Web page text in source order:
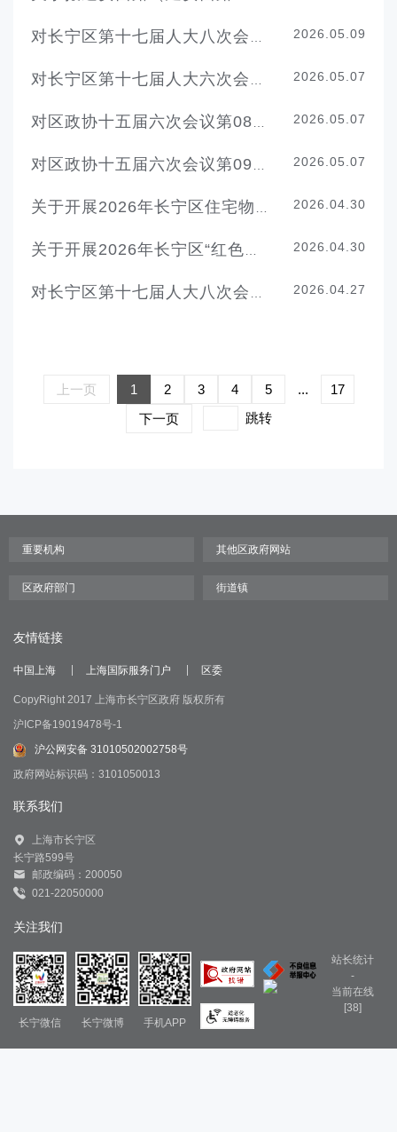
2026.05.09
2026.05.07
2026.05.07
2026.05.07
2026.04.30
2026.04.30
2026.04.27
上一页 1 2 3 4 5 ...
17
下一页
跳转
友情链接
中国上海 上海国际服务门户 区委
CopyRight 2017 上海市长宁区政府 版权所有
沪ICP备19019478号-1
沪公网安备 31010502002758号
政府网站标识码：3101050013
联系我们
上海市长宁区
长宁路599号
邮政编码：200050
021-22050000
关注我们
长宁微信 长宁微博 手机APP
站长统计
-
当前在线
[38]